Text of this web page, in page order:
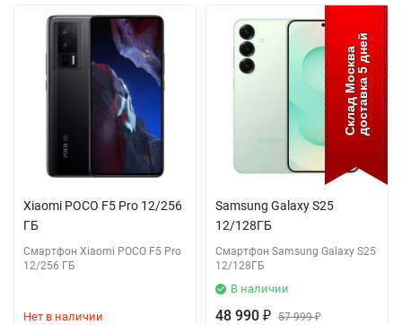
Xiaomi POCO F5 Pro 12/256
ГБ
Смартфон Xiaomi POCO F5 Pro
12/256 ГБ
Нет в наличии
Склад Москвадоставка 5 дней
Samsung Galaxy S25
12/128ГБ
Смартфон Samsung Galaxy S25
12/128ГБ
В наличии
48 990 ₽ 57 999₽